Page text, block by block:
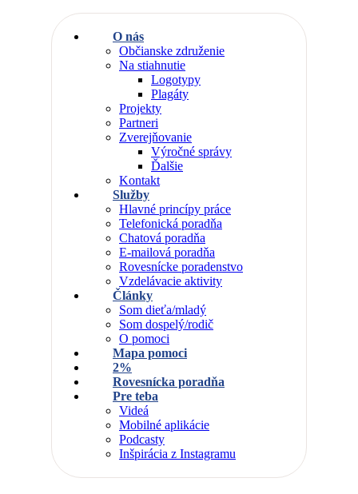
O nás
Občianske združenie
Na stiahnutie
Logotypy
Plagáty
Projekty
Partneri
Zverejňovanie
Výročné správy
Ďalšie
Kontakt
Služby
Hlavné princípy práce
Telefonická poradňa
Chatová poradňa
E-mailová poradňa
Rovesnícke poradenstvo
Vzdelávacie aktivity
Články
Som dieťa/mladý
Som dospelý/rodič
O pomoci
Mapa pomoci
2%
Rovesnícka poradňa
Pre teba
Videá
Mobilné aplikácie
Podcasty
Inšpirácia z Instagramu